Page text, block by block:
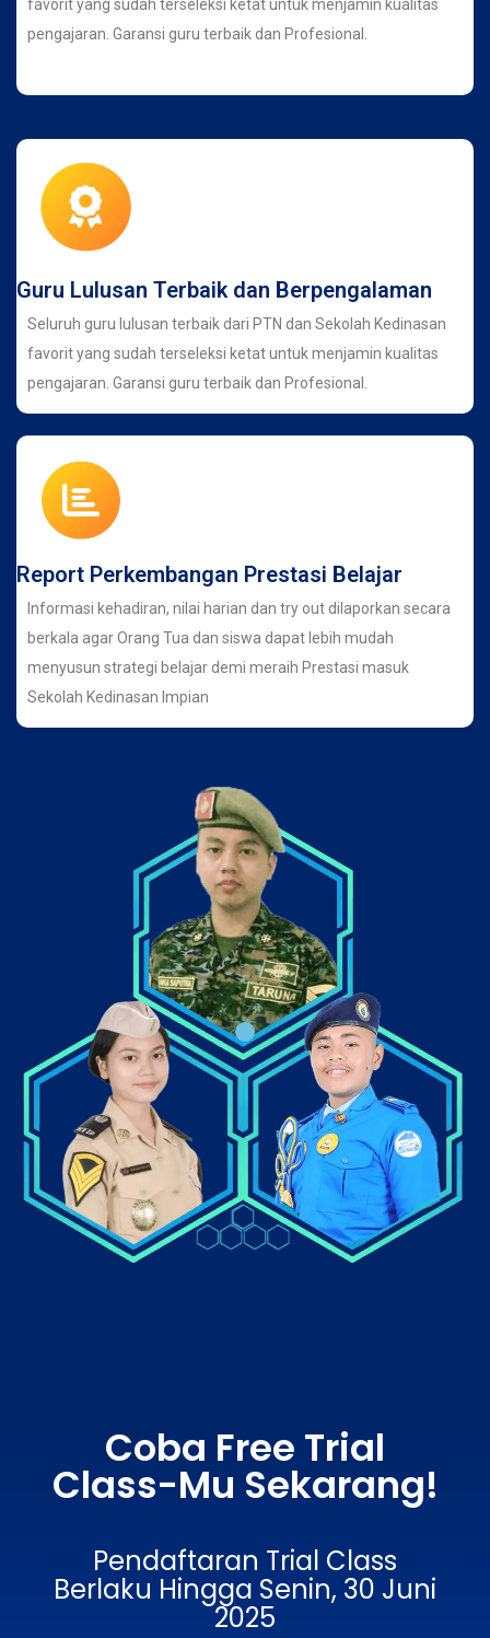
favorit yang sudah terseleksi ketat untuk menjamin kualitas
pengajaran. Garansi guru terbaik dan Profesional.
Guru Lulusan Terbaik dan Berpengalaman
Seluruh guru lulusan terbaik dari PTN dan Sekolah Kedinasan
favorit yang sudah terseleksi ketat untuk menjamin kualitas
pengajaran. Garansi guru terbaik dan Profesional.
Report Perkembangan Prestasi Belajar
Informasi kehadiran, nilai harian dan try out dilaporkan secara
berkala agar Orang Tua dan siswa dapat lebih mudah
menyusun strategi belajar demi meraih Prestasi masuk
Sekolah Kedinasan Impian
Coba Free Trial
Class-Mu Sekarang!
Pendaftaran Trial Class
Berlaku Hingga Senin, 30 Juni
2025